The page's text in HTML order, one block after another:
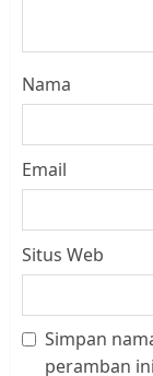
Nama
Email
Situs Web
Simpan
peramban